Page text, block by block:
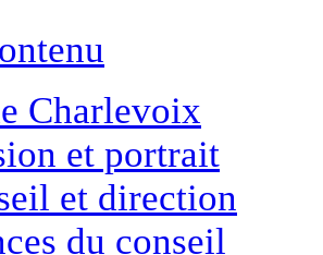
Charlevoix
et portrait
et direction
du conseil